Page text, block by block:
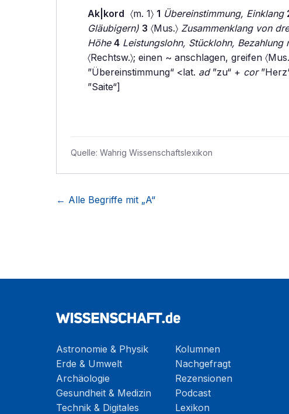
Ak|kord 〈m. 1〉 1 Übereinstimmung, Einklang
Gläubigern) 3 〈Mus.〉 Zusammenklang von
Höhe 4 Leistungslohn, Stücklohn, Bezahlung
〈Rechtsw.〉; einen ~ anschlagen, greifen
”Übereinstimmung“ <lat. ad”zu“ + cor
”Saite“]
Quelle: Wahrig Wissenschaftslexikon
← Alle Begriffe mit „A“
Astronomie & Physik
Erde & Umwelt
Archäologie
Gesundheit & Medizin
Technik & Digitales
Kolumnen
Nachgefragt
Rezensionen
Podcast
Lexikon